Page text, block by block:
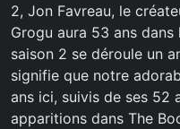
2, Jon Favreau, le
Grogu aura 53 ans
saison 2 se déroule un
signifie que notre
ans ici, suivis de ses 52
apparitions dans The